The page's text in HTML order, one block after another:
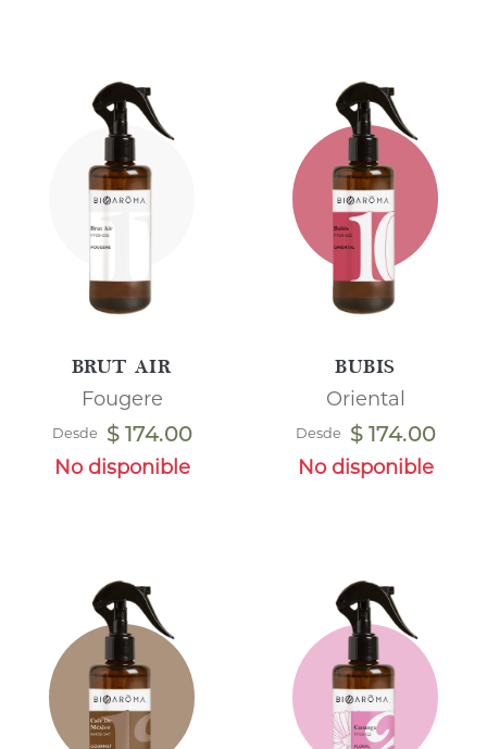
BRUT AIR
Fougere
Desde $ 174.00
No disponible
BUBIS
Oriental
Desde $ 174.00
No disponible